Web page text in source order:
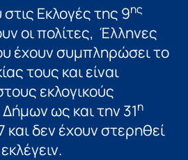
Εκλογές της 9ης
οι πολίτες, Έλληνες
έχουν συμπληρώσει το
τους και είναι
εκλογικούς
ως και την 31η
και δεν έχουν στερηθεί